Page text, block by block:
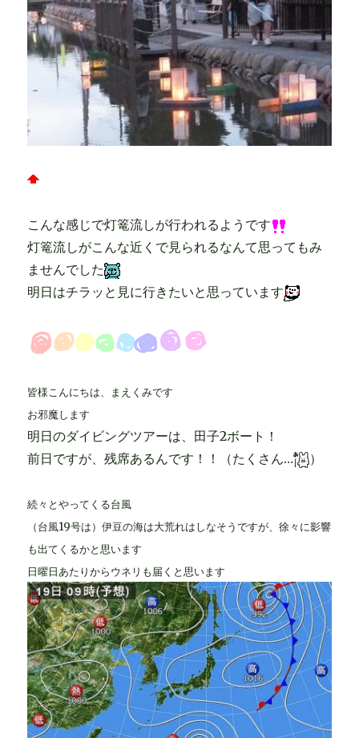
こんな感じで灯篭流しが行われるようです
灯篭流しがこんな近くで見られるなんて思ってもみ
ませんでした
明日はチラッと見に行きたいと思っています
皆様こんにちは、まえくみです
お邪魔します
明日のダイビングツアーは、田子2ボート！
前日ですが、残席あるんです！！（たくさん…
）
続々とやってくる台風
（台風19号は）伊豆の海は大荒れはしなそうですが、徐々に影響
も出てくるかと思います
日曜日あたりからウネリも届くと思います